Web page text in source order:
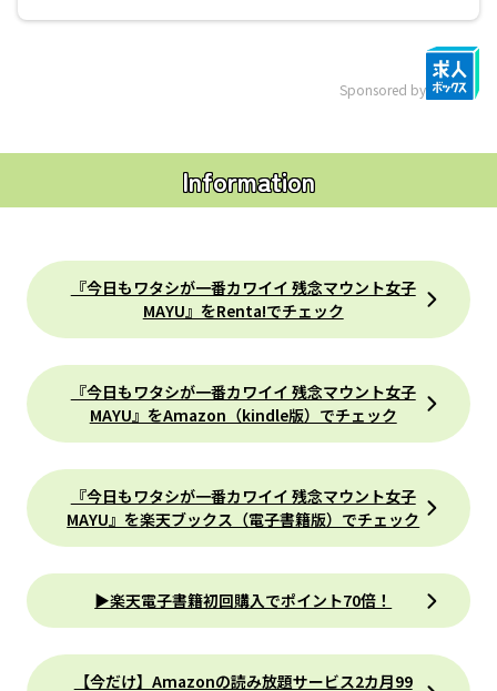
Sponsored by
Information
『今日もワタシが一番カワイイ 残念マウント女子
MAYU』をRenta!でチェック
『今日もワタシが一番カワイイ 残念マウント女子
MAYU』をAmazon（kindle版）でチェック
『今日もワタシが一番カワイイ 残念マウント女子
MAYU』を楽天ブックス（電子書籍版）でチェック
▶楽天電子書籍初回購入でポイント70倍！
【今だけ】Amazonの読み放題サービス2カ月99